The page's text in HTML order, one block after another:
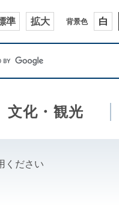
準 拡大 背景色 白
文化・観光
ください